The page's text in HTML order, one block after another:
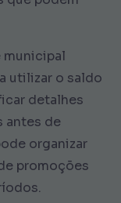
municipal
utilizar o saldo
detalhes
antes de
organizar
promoções